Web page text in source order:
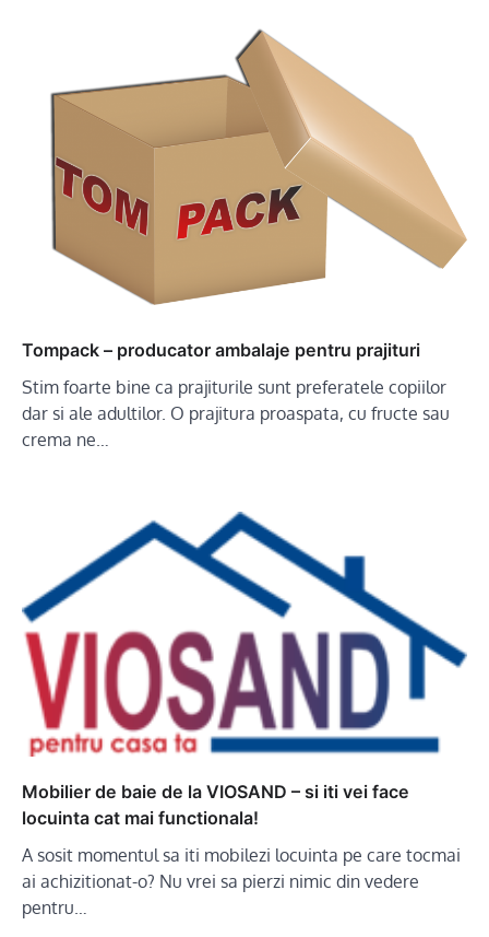
Tompack – producator ambalaje pentru prajituri
Stim foarte bine ca prajiturile sunt preferatele copiilor
dar si ale adultilor. O prajitura proaspata, cu fructe sau
crema ne…
Mobilier de baie de la VIOSAND – si iti vei face
locuinta cat mai functionala!
A sosit momentul sa iti mobilezi locuinta pe care tocmai
ai achizitionat-o? Nu vrei sa pierzi nimic din vedere
pentru…